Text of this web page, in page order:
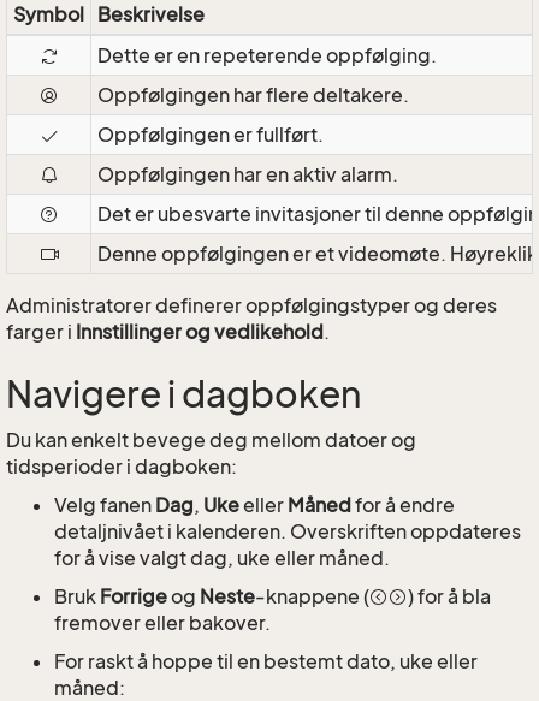
Symbol Beskrivelse
Dette er en repeterende oppfølging.
Oppfølgingen har flere deltakere.
Oppfølgingen er fullført.
Oppfølgingen har en aktiv alarm.
Det er ubesvarte invitasjoner til denne
Denne oppfølgingen er et videomøte.
Administratorer definerer oppfølgingstyper og deres
farger i Innstillinger og vedlikehold.
Navigere i dagboken
Du kan enkelt bevege deg mellom datoer og
tidsperioder i dagboken:
Velg fanen Dag, Ukeeller Månedfor å endre
detaljnivået i kalenderen. Overskriften oppdateres
for å vise valgt dag, uke eller måned.
Bruk Forrigeog Neste-knappene (
) for å bla
fremover eller bakover.
For raskt å hoppe til en bestemt dato, uke eller
måned: